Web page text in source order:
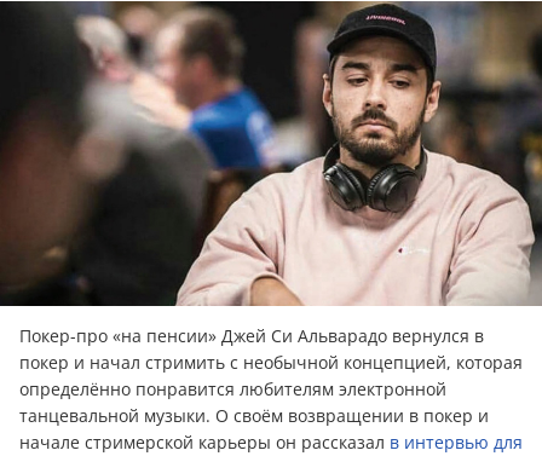
Покер-про «на пенсии» Джей Си Альварадо вернулся в
покер и начал стримить с необычной концепцией, которая
определённо понравится любителям электронной
танцевальной музыки. О своём возвращении в покер и
начале стримерской карьеры он рассказал в интервью для